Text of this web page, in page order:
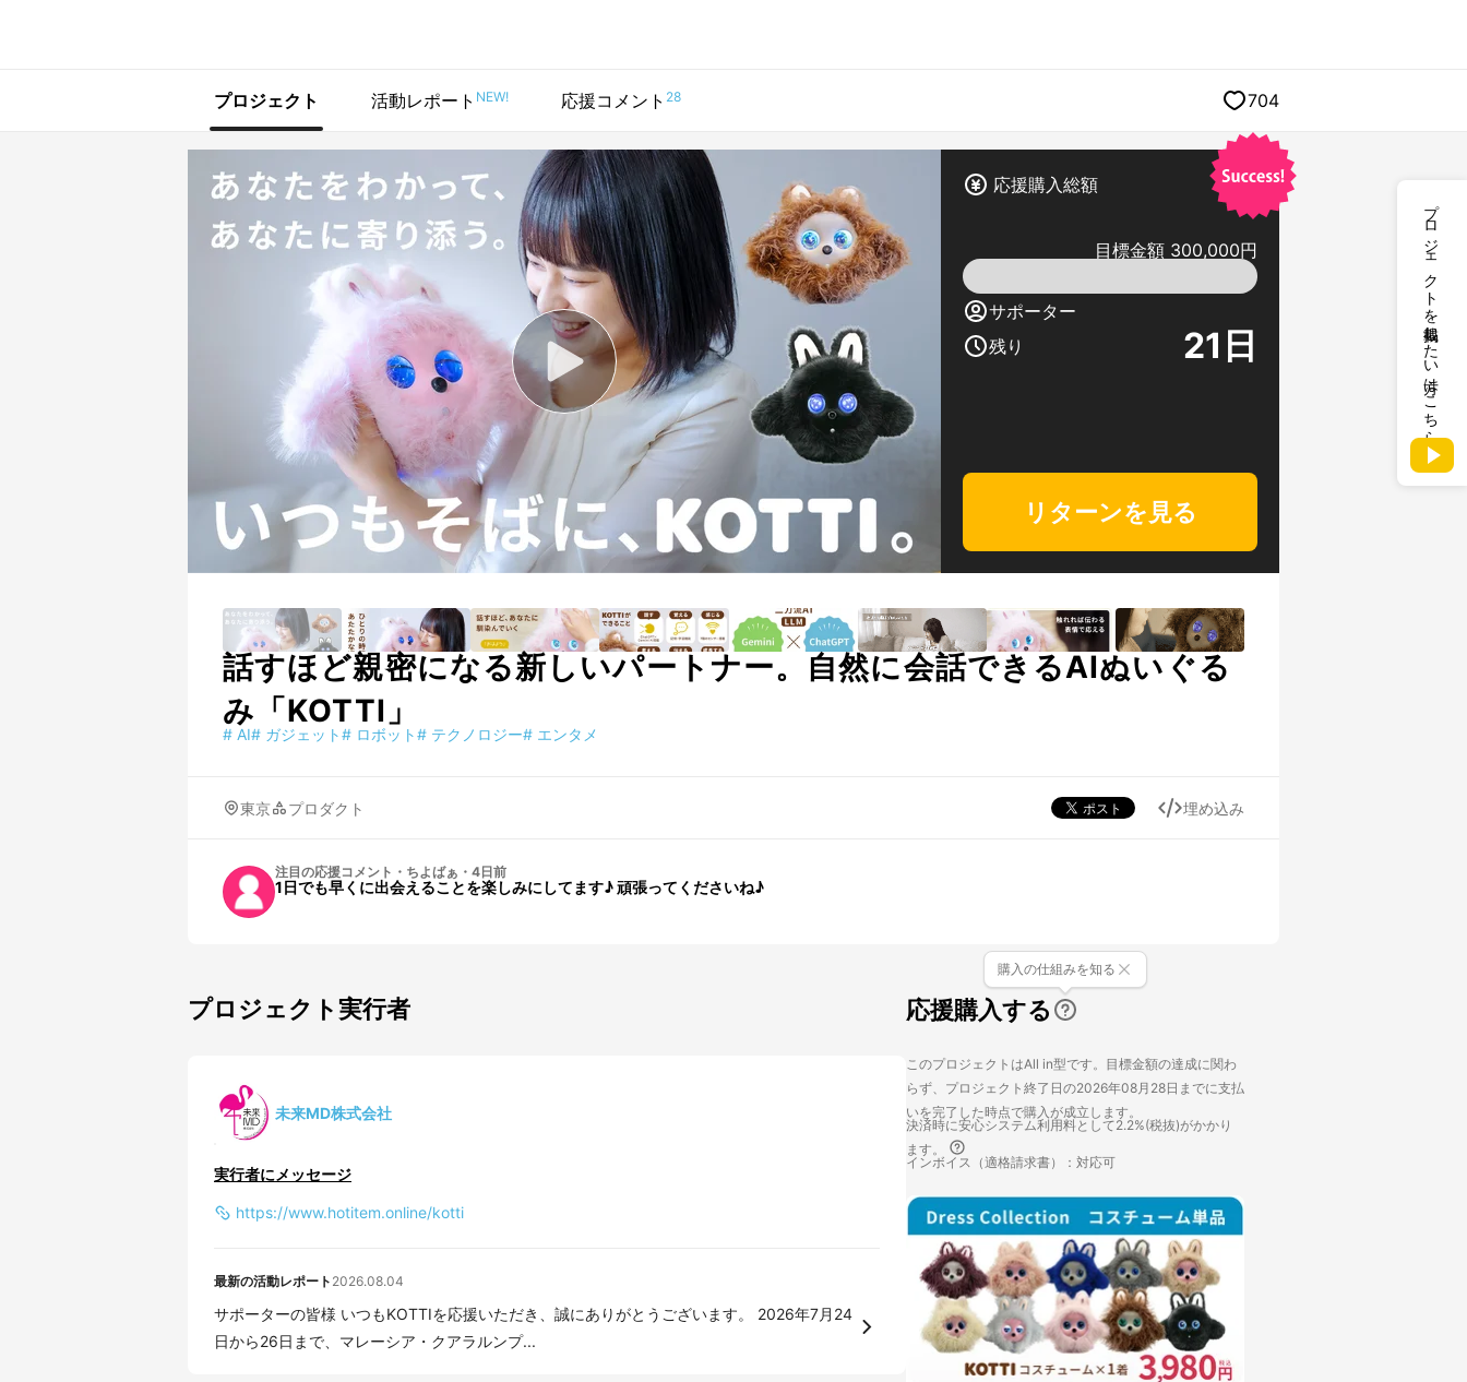
プロジェクトを掲載したい方はこちら
プロジェクト 活動レポート NEW! 応援コメント 28 704
応援購入総額
目標金額 300,000円
サポーター
残り
21 日
リターンを見る
話すほど親密になる新しいパートナー。自然に会話できるAIぬいぐる
み「KOTTI」
# AI# ガジェット# ロボット# テクノロジー# エンタメ
東京 プロダクト 埋め込み
注目の応援コメント ・ ちよばぁ ・ 4日前
1日でも早くに出会えることを楽しみにしてます♪ 頑張ってくださいね♪
プロジェクト実行者
未来MD株式会社
実行者にメッセージ
https://www.hotitem.online/kotti
最新の活動レポート 2026.08.04
サポーターの皆様 いつもKOTTIを応援いただき、誠にありがとうございます。 2026年7月24
日から26日まで、マレーシア・クアラルンプ...
応援購入する
購入の仕組みを知る
このプロジェクトはAll in型です。目標金額の達成に関わ
らず、プロジェクト終了日の2026年08月28日までに支払
いを完了した時点で購入が成立します。
決済時に安心システム利用料として2.2%(税抜)がかかり
ます。
インボイス（適格請求書）：対応可